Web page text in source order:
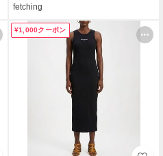
fetching
¥1,000クーポン